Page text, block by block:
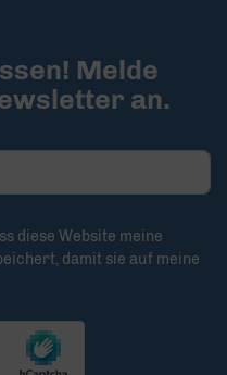
Melde
an.
diese Website meine
damit sie auf meine